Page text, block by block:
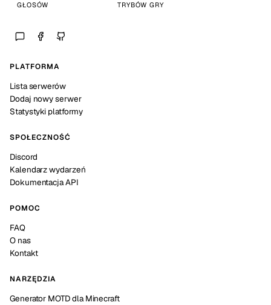
GŁOSÓW TRYBÓW GRY
PLATFORMA
Lista serwerów
Dodaj nowy serwer
Statystyki platformy
SPOŁECZNOŚĆ
Discord
Kalendarz wydarzeń
Dokumentacja API
POMOC
FAQ
O nas
Kontakt
NARZĘDZIA
Generator MOTD dla Minecraft